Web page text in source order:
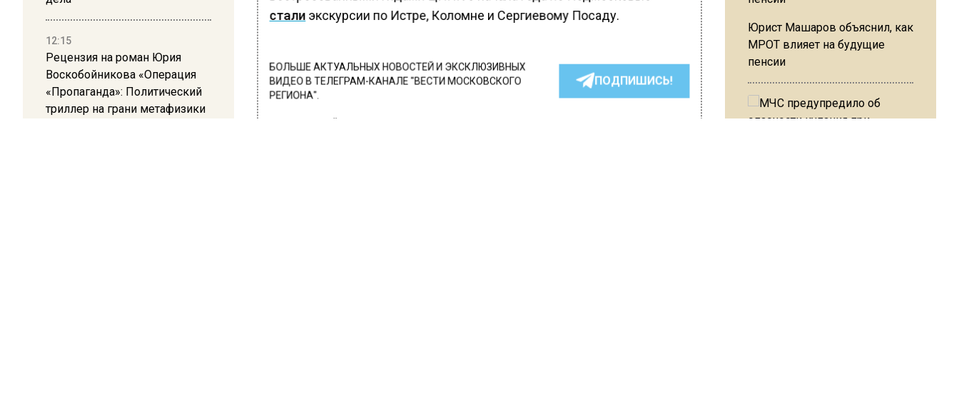
12:15
Рецензия на роман Юрия
Воскобойникова «Операция
«Пропаганда»: Политический
триллер на грани метафизики
сталиэкскурсии по Истре, Коломне и Сергиевому Посаду.
БОЛЬШЕ АКТУАЛЬНЫХ НОВОСТЕЙ И ЭКСКЛЮЗИВНЫХ
ВИДЕО В ТЕЛЕГРАМ-КАНАЛЕ "ВЕСТИ МОСКОВСКОГО
РЕГИОНА".
ПОДПИШИСЬ!
Юрист Машаров объяснил, как
МРОТ влияет на будущие
пенсии